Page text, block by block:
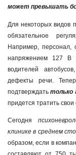
может превышать
Для некоторых видов
обязательное
Например, персонал,
напряжением 127 В
водителей
дефекты речи.
подтверждатьтолько
придется тратить свои
Сегодня
клинике в среднем
образом, если в